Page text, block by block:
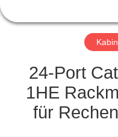
SIE
MIT
VERBINDUNG
24-Port
1HE
für